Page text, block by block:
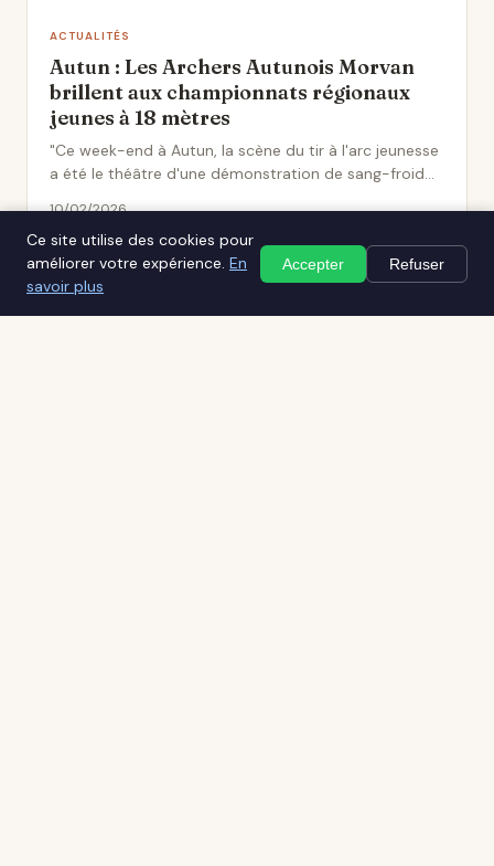
ACTUALITÉS
Autun : Les Archers Autunois Morvan
brillent aux championnats régionaux
jeunes à 18 mètres
"Ce week-end à Autun, la scène du tir à l'arc jeunesse
a été le théâtre d'une démonstration de sang-froid
10/02/2026
Ce site utilise des cookies pour
améliorer votre expérience. En
savoir plus
Accepter Refuser